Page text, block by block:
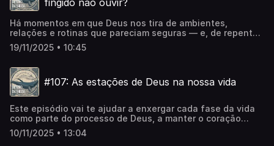
fingido não ouvir?
Há momentos em que Deus nos tira de ambientes,
relações e rotinas que pareciam seguras — e, de repente,
tudo fica silencioso. A sensação é de isolamento,
abandono ou pausa sem explicação. Mas, assim como fez
está te separando. Separando para curar a mente, limpar
influências, realinhar identidade e preparar você para um
propósito que não caberia na estrutura antiga. Neste
pessoas para longe do que é familiar, o que existe por
trás desse “silêncio estratégico” e como discernir quando
não é solidão, mas convocação. Uma jornada de fé,
ruptura e transformação — exatamente como em Gênesis
19/11/2025 • 10:45
#107: As estações de Deus na nossa vida
Este episódio vai te ajudar a enxergar cada fase da vida
como parte do processo de Deus, a manter o coração
pronto para obedecer e a confiar que Ele está no controle,
mesmo quando tudo parece instável.
10/11/2025 • 13:04